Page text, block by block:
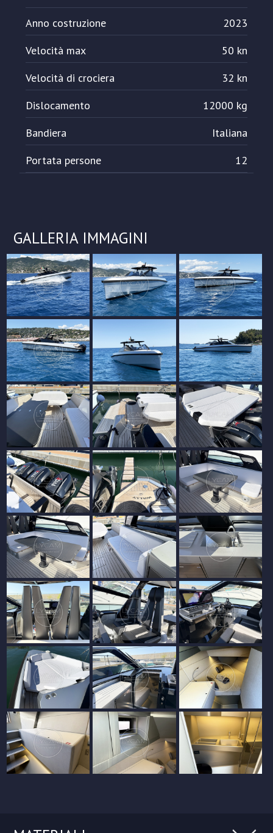
Anno costruzione
2023
Velocità max
50 kn
Velocità di crociera
32 kn
Dislocamento
12000 kg
Bandiera
Italiana
Portata persone
12
GALLERIA IMMAGINI